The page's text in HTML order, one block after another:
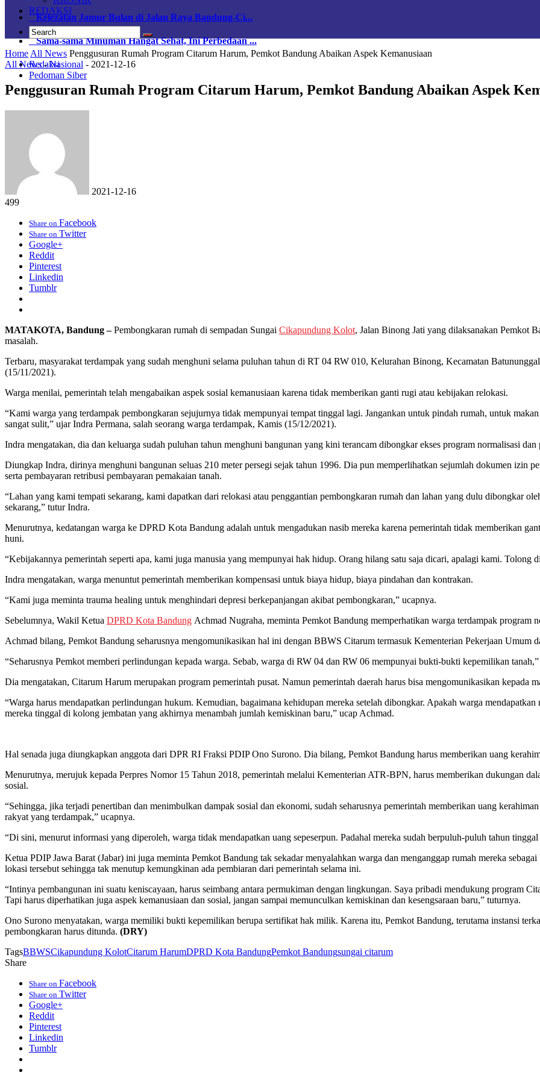
Kelezatan Jamur Bulan di Jalan Raya Bandung-Ci...
Sama-sama Minuman Hangat Sehat, Ini Perbedaan ...
Redaksi
Pedoman Siber
REDAKSI
Home All News Penggusuran Rumah Program Citarum Harum, Pemkot Bandung Abaikan Aspek Kemanusiaan
All News-Nasional - 2021-12-16
Penggusuran Rumah Program Citarum Harum, Pemkot Bandung Abaikan Aspek
2021-12-16
499
Share on Facebook
Share on Twitter
Google+
Reddit
Pinterest
Linkedin
Tumblr
MATAKOTA, Bandung –Pembongkaran rumah di sempadan Sungai Cikapundung Kolot, Jalan Binong Jati yang dilaksanakan Pemkot
masalah.
Terbaru, masyarakat terdampak yang sudah menghuni selama puluhan tahun di RT 04 RW 010, Kelurahan Binong, Kecamatan
(15/11/2021).
Warga menilai, pemerintah telah mengabaikan aspek sosial kemanusiaan karena tidak memberikan ganti rugi atau kebijakan relokasi.
“Kami warga yang terdampak pembongkaran sejujurnya tidak mempunyai tempat tinggal lagi. Jangankan untuk pindah rumah, untuk
sangat sulit,” ujar Indra Permana, salah seorang warga terdampak, Kamis (15/12/2021).
Indra mengatakan, dia dan keluarga sudah puluhan tahun menghuni bangunan yang kini terancam dibongkar ekses program normalisasi
Diungkap Indra, dirinya menghuni bangunan seluas 210 meter persegi sejak tahun 1996. Dia pun memperlihatkan sejumlah dokumen izin
serta pembayaran retribusi pembayaran pemakaian tanah.
“Lahan yang kami tempati sekarang, kami dapatkan dari relokasi atau penggantian pembongkaran rumah dan lahan yang dulu dibongkar
sekarang,” tutur Indra.
Menurutnya, kedatangan warga ke DPRD Kota Bandung adalah untuk mengadukan nasib mereka karena pemerintah tidak memberikan
huni.
“Kebijakannya pemerintah seperti apa, kami juga manusia yang mempunyai hak hidup. Orang hilang satu saja dicari, apalagi kami. Tolong
Indra mengatakan, warga menuntut pemerintah memberikan kompensasi untuk biaya hidup, biaya pindahan dan kontrakan.
“Kami juga meminta trauma healing untuk menghindari depresi berkepanjangan akibat pembongkaran,” ucapnya.
Sebelumnya, Wakil Ketua DPRD Kota Bandung Achmad Nugraha, meminta Pemkot Bandung memperhatikan warga terdampak program
Achmad bilang, Pemkot Bandung seharusnya mengomunikasikan hal ini dengan BBWS Citarum termasuk Kementerian Pekerjaan Umum
“Seharusnya Pemkot memberi perlindungan kepada warga. Sebab, warga di RW 04 dan RW 06 mempunyai bukti-bukti kepemilikan
Dia mengatakan, Citarum Harum merupakan program pemerintah pusat. Namun pemerintah daerah harus bisa mengomunikasikan kepada
“Warga harus mendapatkan perlindungan hukum. Kemudian, bagaimana kehidupan mereka setelah dibongkar. Apakah warga
mereka tinggal di kolong jembatan yang akhirnya menambah jumlah kemiskinan baru,” ucap Achmad.
Hal senada juga diungkapkan anggota dari DPR RI Fraksi PDIP Ono Surono. Dia bilang, Pemkot Bandung harus memberikan uang
Menurutnya, merujuk kepada Perpres Nomor 15 Tahun 2018, pemerintah melalui Kementerian ATR-BPN, harus memberikan dukungan
sosial.
“Sehingga, jika terjadi penertiban dan menimbulkan dampak sosial dan ekonomi, sudah seharusnya pemerintah memberikan uang
rakyat yang terdampak,” ucapnya.
“Di sini, menurut informasi yang diperoleh, warga tidak mendapatkan uang sepeserpun. Padahal mereka sudah berpuluh-puluh tahun
Ketua PDIP Jawa Barat (Jabar) ini juga meminta Pemkot Bandung tak sekadar menyalahkan warga dan menganggap rumah mereka
lokasi tersebut sehingga tak menutup kemungkinan ada pembiaran dari pemerintah selama ini.
“Intinya pembangunan ini suatu keniscayaan, harus seimbang antara permukiman dengan lingkungan. Saya pribadi mendukung program
Tapi harus diperhatikan juga aspek kemanusiaan dan sosial, jangan sampai memunculkan kemiskinan dan kesengsaraan baru,” tuturnya.
Ono Surono menyatakan, warga memiliki bukti kepemilikan berupa sertifikat hak milik. Karena itu, Pemkot Bandung, terutama instansi
pembongkaran harus ditunda. (DRY)
TagsBBWSCikapundung KolotCitarum HarumDPRD Kota BandungPemkot Bandungsungai citarum
Share
Share on Facebook
Share on Twitter
Google+
Reddit
Pinterest
Linkedin
Tumblr